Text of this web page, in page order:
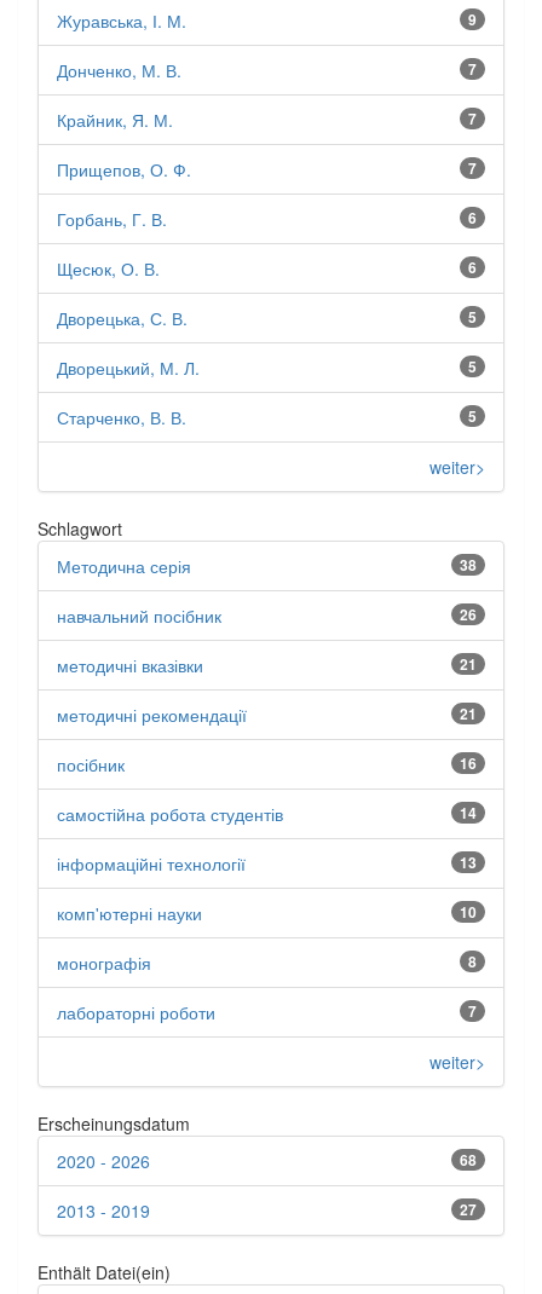
9
Журавська, І. М.
7
Донченко, М. В.
7
Крайник, Я. М.
7
Прищепов, О. Ф.
6
Горбань, Г. В.
6
Щесюк, О. В.
5
Дворецька, С. В.
5
Дворецький, М. Л.
5
Старченко, В. В.
weiter>
Schlagwort
38
Методична серія
26
навчальний посібник
21
методичні вказівки
21
методичні рекомендації
16
посібник
14
самостійна робота студентів
13
інформаційні технології
10
комп'ютерні науки
8
монографія
7
лабораторні роботи
weiter>
Erscheinungsdatum
68
2020 - 2026
27
2013 - 2019
Enthält Datei(ein)